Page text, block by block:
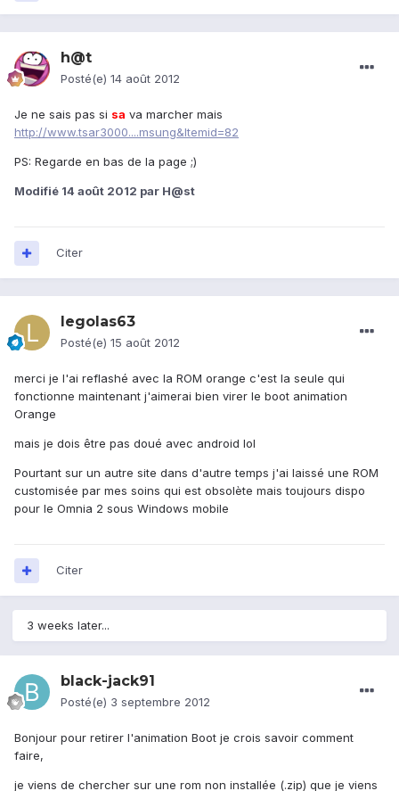
h@t
Posté(e) 14 août 2012
Je ne sais pas si sa va marcher mais
http://www.tsar3000....msung&Itemid=82
PS: Regarde en bas de la page ;)
Modifié 14 août 2012 par H@st
Citer
legolas63
Posté(e) 15 août 2012
merci je l'ai reflashé avec la ROM orange c'est la seule qui
fonctionne maintenant j'aimerai bien virer le boot animation
Orange
mais je dois être pas doué avec android lol
Pourtant sur un autre site dans d'autre temps j'ai laissé une ROM
customisée par mes soins qui est obsolète mais toujours dispo
pour le Omnia 2 sous Windows mobile
Citer
3 weeks later...
black-jack91
Posté(e) 3 septembre 2012
Bonjour pour retirer l'animation Boot je crois savoir comment
faire,
je viens de chercher sur une rom non installée (.zip) que je viens